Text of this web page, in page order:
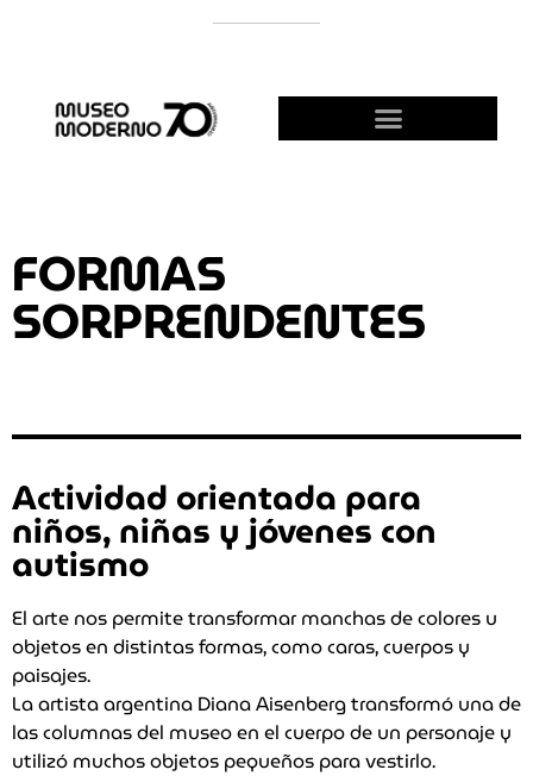
FORMAS
SORPRENDENTES
Actividad orientada para
niños, niñas y jóvenes con
autismo
El arte nos permite transformar manchas de colores u
objetos en distintas formas, como caras, cuerpos y
paisajes.
La artista argentina Diana Aisenberg transformó una de
las columnas del museo en el cuerpo de un personaje y
utilizó muchos objetos pequeños para vestirlo.